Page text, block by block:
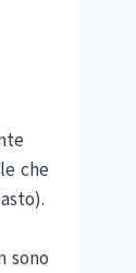
che
sono